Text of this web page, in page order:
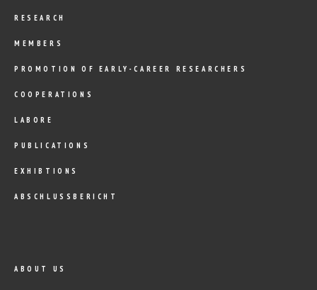
RESEARCH
MEMBERS
PROMOTION OF EARLY-CAREER RESEARCHERS
COOPERATIONS
LABORE
PUBLICATIONS
EXHIBTIONS
ABSCHLUSSBERICHT
ABOUT US